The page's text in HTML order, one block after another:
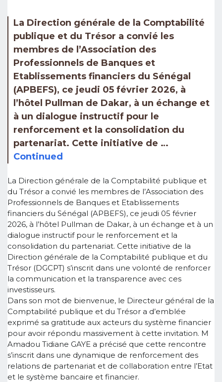
La Direction générale de la Comptabilité
publique et du Trésor a convié les
membres de l’Association des
Professionnels de Banques et
Etablissements financiers du Sénégal
(APBEFS), ce jeudi 05 février 2026, à
l’hôtel Pullman de Dakar, à un échange et
à un dialogue instructif pour le
renforcement et la consolidation du
partenariat. Cette initiative de …
Continued
La Direction générale de la Comptabilité publique et
du Trésor a convié les membres de l’Association des
Professionnels de Banques et Etablissements
financiers du Sénégal (APBEFS), ce jeudi 05 février
2026, à l’hôtel Pullman de Dakar, à un échange et à un
dialogue instructif pour le renforcement et la
consolidation du partenariat. Cette initiative de la
Direction générale de la Comptabilité publique et du
Trésor (DGCPT) s’inscrit dans une volonté de renforcer
la communication et la transparence avec ces
investisseurs.
Dans son mot de bienvenue, le Directeur général de la
Comptabilité publique et du Trésor a d’emblée
exprimé sa gratitude aux acteurs du système financier
pour avoir répondu massivement à cette invitation. M
Amadou Tidiane GAYE a précisé que cette rencontre
s’inscrit dans une dynamique de renforcement des
relations de partenariat et de collaboration entre l’Etat
et le système bancaire et financier.